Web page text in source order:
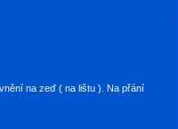
na zeď ( na lištu ). Na přání